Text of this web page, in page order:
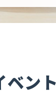
ベン